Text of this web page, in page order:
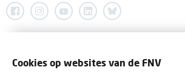
Cookies op websites van de FNV